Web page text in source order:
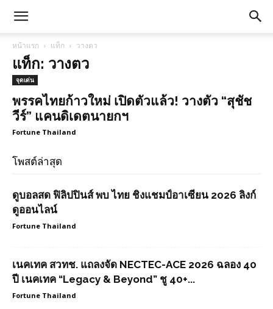
หน้าแรก แท็ก วางตว
แท็ก: วางตว
จุดเด่น
พรรคไทยก้าวใหม่ เปิดตัวแล้ว! วางตัว “สุชัช
วีร์” แคนดิเดตนายกฯ
Fortune Thailand
โพสต์ล่าสุด
ดูบอลสด ฟิลิปปินส์ พบ ไทย ชิงแชมป์อาเซียน 2026 ลิงก์
ดูออนไลน์
Fortune Thailand
เนคเทค สวทช. แถลงจัด NECTEC-ACE 2026 ฉลอง 40
ปี เนคเทค “Legacy & Beyond” ชู 40+...
Fortune Thailand